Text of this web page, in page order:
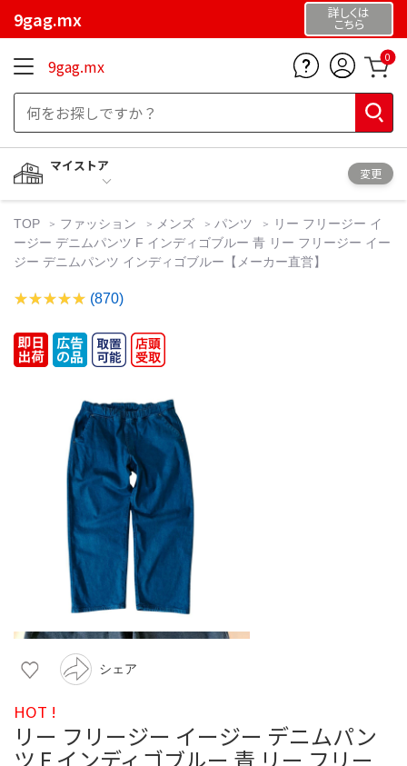
9gag.mx 詳しくは
こちら
9gag.mx 0
マイストア
変更
TOP ファッション メンズ パンツ
リー フリージー イ
ージー デニムパンツ F インディゴブルー 青 リー フリージー イー
ジー デニムパンツ インディゴブルー【メーカー直営】
(870)
シェア
HOT !
リー フリージー イージー デニムパン
ツ F インディゴブルー 青 リー フリー